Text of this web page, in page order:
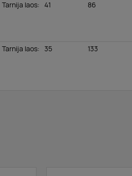
Tarnija laos: 41 86
Tarnija laos: 35 133